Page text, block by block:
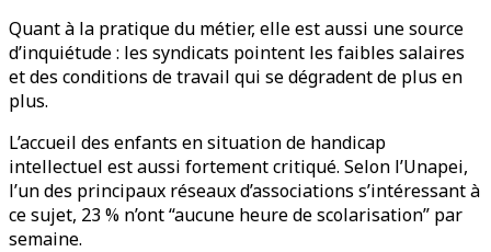
Quant à la pratique du métier, elle est aussi une source
d’inquiétude : les syndicats pointent les faibles salaires
et des conditions de travail qui se dégradent de plus en
plus.
L’accueil des enfants en situation de handicap
intellectuel est aussi fortement critiqué. Selon l’Unapei,
l’un des principaux réseaux d’associations s’intéressant à
ce sujet, 23 % n’ont “aucune heure de scolarisation” par
semaine.